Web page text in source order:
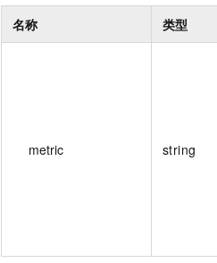
名称 类型
metric string